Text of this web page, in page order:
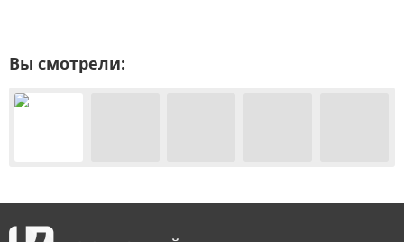
Вы смотрели: